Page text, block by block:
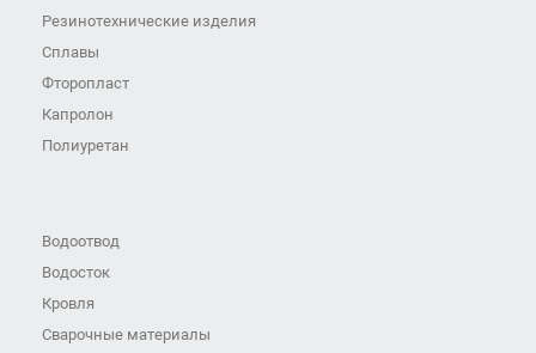
Резинотехнические изделия
Сплавы
Фторопласт
Капролон
Полиуретан
Водоотвод
Водосток
Кровля
Сварочные материалы